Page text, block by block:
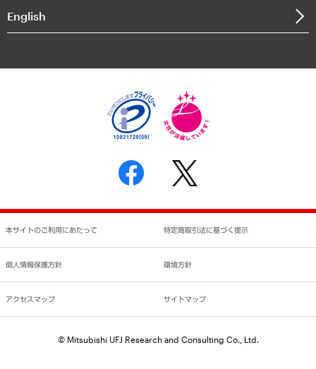
個人情報保護方針
反社会的勢力に対する基本方針
書面による個人情報の開示等の請求の手続きについて
English
本サイトのご利用にあたって 特定商取引法に基づく提示
個人情報保護方針 環境方針
アクセスマップ サイトマップ
© Mitsubishi UFJ Research and Consulting Co., Ltd.